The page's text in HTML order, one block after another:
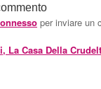
per inviare un
La Casa Della